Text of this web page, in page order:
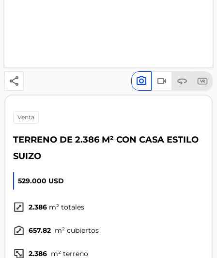
venta
TERRENO DE 2.386 M² CON CASA ESTILO
SUIZO
529.000 USD
2.386 m² totales
657.82 m² cubiertos
2.386 m² terreno